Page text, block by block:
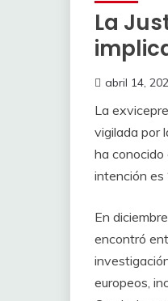
La
abril 14,
La
vigilada por
ha conocido
intención es
En
encontró
europeos,